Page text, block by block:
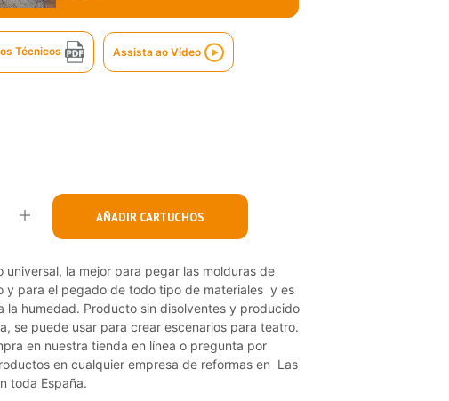
Técnicos Assista ao Vídeo
AÑADIR CARTUCHOS
universal, la mejor para pegar las molduras de
y para el pegado de todo tipo de materiales y es
la humedad. Producto sin disolventes y producido
se puede usar para crear escenarios para teatro.
en nuestra tienda en línea o pregunta por
en cualquier empresa de reformas en Las
toda España.